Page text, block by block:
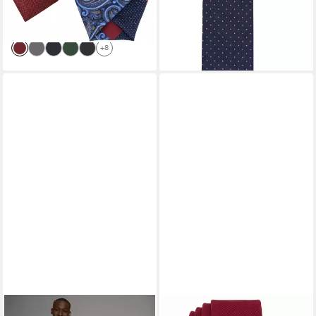
Geblümt, Schlips,
Einstecktuch, Kariert) Blumen
Blüten Punkte Dots
Pünktchen Tupfen Tropfen
-64%
lieferbar - in 6-7 Werktagen bei dir
+8
MAN'S WORLD ANTALUX